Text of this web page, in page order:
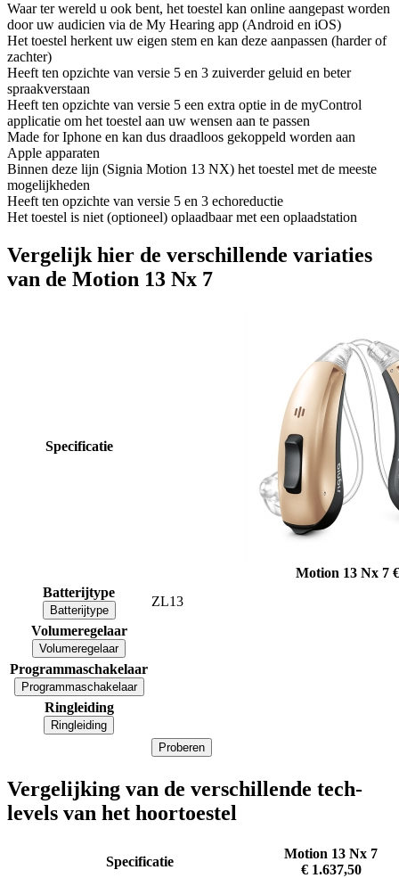
Waar ter wereld u ook bent, het toestel kan online aangepast worden
door uw audicien via de My Hearing app (Android en iOS)
Het toestel herkent uw eigen stem en kan deze aanpassen (harder of
zachter)
Heeft ten opzichte van versie 5 en 3 zuiverder geluid en beter
spraakverstaan
Heeft ten opzichte van versie 5 een extra optie in de myControl
applicatie om het toestel aan uw wensen aan te passen
Made for Iphone en kan dus draadloos gekoppeld worden aan
Apple apparaten
Binnen deze lijn (Signia Motion 13 NX) het toestel met de meeste
mogelijkheden
Heeft ten opzichte van versie 5 en 3 echoreductie
Het toestel is niet (optioneel) oplaadbaar met een oplaadstation
Vergelijk hier de verschillende variaties
van de Motion 13 Nx 7
Specificatie
Motion 13 Nx 7
Batterijtype
Batterijtype
ZL13
Volumeregelaar
Volumeregelaar
Programmaschakelaar
Programmaschakelaar
Ringleiding
Ringleiding
Proberen
Vergelijking van de verschillende tech-
levels van het hoortoestel
Specificatie
Motion 13 Nx 7
€ 1.637,50